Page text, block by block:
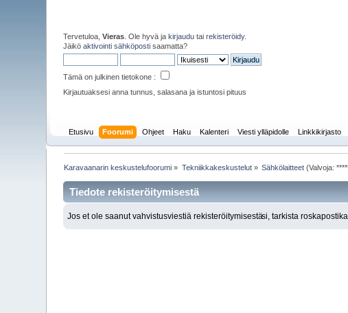
Tervetuloa,Vieras . Ole hyvä jakirjaudu tairekisteröidy.
Jäiköaktivointi sähköposti saamatta?
Tämä on julkinen tietokone :
Kirjautuaksesi anna tunnus, salasana ja istuntosi pituus
Etusivu Foorumi Ohjeet Haku Kalenteri Viesti ylläpidolle Linkkikirjasto
Karavaanarin keskustelufoorumi » Tekniikkakeskustelut» Sähkölaitteet (Valvoja:
Tiedote rekisteröitymisestä
Jos et ole saanut vahvistusviestiä rekisteröitymisestäsi, tarkista